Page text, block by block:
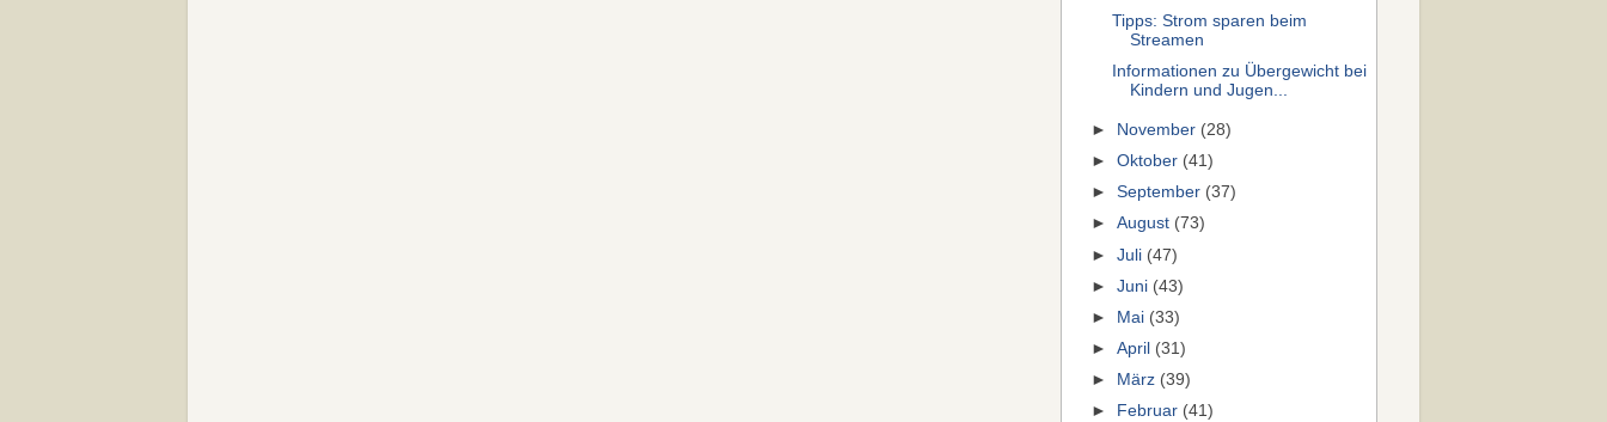
Tipps: Strom sparen beim
Streamen
Informationen zu Übergewicht bei
Kindern und Jugen...
► November (28)
►Oktober (41)
►September (37)
►August (73)
►Juli (47)
►Juni (43)
►
Mai (33)
►April (31)
►
März (39)
►
Februar (41)